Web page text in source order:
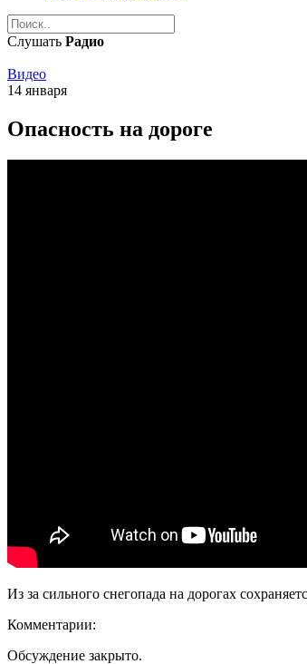
Слушать Радио
Видео
14 января
Опасность на дороге
Из за сильного снегопада на дорогах
Комментарии:
Обсуждение закрыто.